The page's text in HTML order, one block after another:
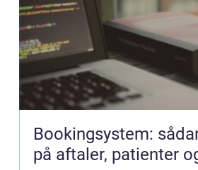
Bookingsystem:
på aftaler, patienter